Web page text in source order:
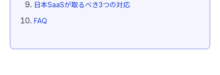
日本SaaSが取るべき3つの対応
FAQ